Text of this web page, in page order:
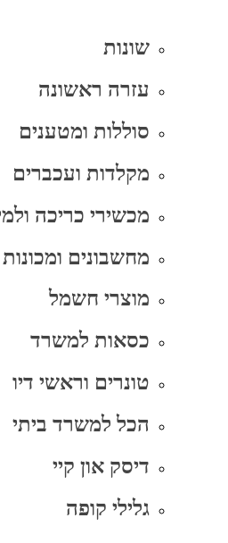
שונות
עזרה ראשונה
סוללות ומטענים
מקלדות ועכברים
מכשירי כריכה
מחשבונים
מוצרי חשמל
כסאות למשרד
טונרים וראשי דיו
הכל למשרד ביתי
דיסק און קיי
גלילי קופה